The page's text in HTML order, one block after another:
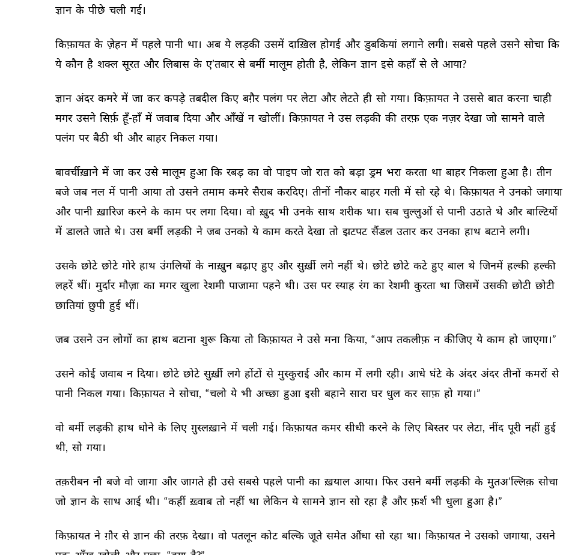
ज्ञान के पीछे चली गई।
किफ़ायत के ज़ेहन में पहले पानी था। अब ये लड़की उसमें दाख़िल होगई और डुबकियां लगाने लगी। सबसे पहले उसने सोचा कि
ये कौन है शक्ल सूरत और लिबास के ए’तबार से बर्मी मालूम होती है, लेकिन ज्ञान इसे कहाँ से ले आया?
ज्ञान अंदर कमरे में जा कर कपड़े तबदील किए बग़ैर पलंग पर लेटा और लेटते ही सो गया। किफ़ायत ने उससे बात करना चाही
मगर उसने सिर्फ़ हूँ-हाँ में जवाब दिया और आँखें न खोलीं। किफ़ायत ने उस लड़की की तरफ़ एक नज़र देखा जो सामने वाले
पलंग पर बैठी थी और बाहर निकल गया।
बावर्चीख़ाने में जा कर उसे मालूम हुआ कि रबड़ का वो पाइप जो रात को बड़ा ड्रम भरा करता था बाहर निकला हुआ है। तीन
बजे जब नल में पानी आया तो उसने तमाम कमरे सैराब करदिए। तीनों नौकर बाहर गली में सो रहे थे। किफ़ायत ने उनको जगाया
और पानी ख़ारिज करने के काम पर लगा दिया। वो ख़ुद भी उनके साथ शरीक था। सब चुल्लुओं से पानी उठाते थे और बाल्टियों
में डालते जाते थे। उस बर्मी लड़की ने जब उनको ये काम करते देखा तो झटपट सैंडल उतार कर उनका हाथ बटाने लगी।
उसके छोटे छोटे गोरे हाथ उंगलियों के नाख़ुन बढ़ाए हुए और सुर्ख़ी लगे नहीं थे। छोटे छोटे कटे हुए बाल थे जिनमें हल्की हल्की
लहरें थीं। मुर्दार मौज़ा का मगर खुला रेशमी पाजामा पहने थी। उस पर स्याह रंग का रेशमी कुरता था जिसमें उसकी छोटी छोटी
छातियां छुपी हुई थीं।
जब उसने उन लोगों का हाथ बटाना शुरू किया तो किफ़ायत ने उसे मना किया, “आप तकलीफ़ न कीजिए ये काम हो जाएगा।”
उसने कोई जवाब न दिया। छोटे छोटे सुर्ख़ी लगे होंटों से मुस्कुराई और काम में लगी रही। आधे घंटे के अंदर अंदर तीनों कमरों से
पानी निकल गया। किफ़ायत ने सोचा, “चलो ये भी अच्छा हुआ इसी बहाने सारा घर धुल कर साफ़ हो गया।”
वो बर्मी लड़की हाथ धोने के लिए ग़ुस्लख़ाने में चली गई। किफ़ायत कमर सीधी करने के लिए बिस्तर पर लेटा, नींद पूरी नहीं हुई
थी, सो गया।
तक़रीबन नौ बजे वो जागा और जागते ही उसे सबसे पहले पानी का ख़याल आया। फिर उसने बर्मी लड़की के मुतअ’ल्लिक़ सोचा
जो ज्ञान के साथ आई थी। “कहीं ख़्वाब तो नहीं था लेकिन ये सामने ज्ञान सो रहा है और फ़र्श भी धुला हुआ है।”
किफ़ायत ने ग़ौर से ज्ञान की तरफ़ देखा। वो पतलून कोट बल्कि जूते समेत औंधा सो रहा था। किफ़ायत ने उसको जगाया, उसने